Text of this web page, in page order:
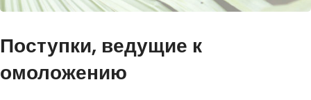
Поступки, ведущие к
омоложению